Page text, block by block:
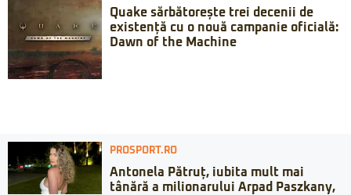
Quake sărbătorește trei decenii de
existență cu o nouă campanie oficială:
Dawn of the Machine
PROSPORT.RO
Antonela Pătruț, iubita mult mai
tânără a milionarului Arpad Paszkany,